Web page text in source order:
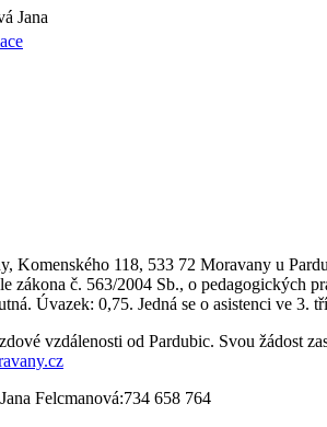
Jana
Komenského 118, 533 72 Moravany u
zákona č. 563/2004 Sb., o pedagogických
Úvazek: 0,75. Jedná se o asistenci ve 3.
vzdálenosti od Pardubic. Svou žádost
Felcmanová:734 658 764